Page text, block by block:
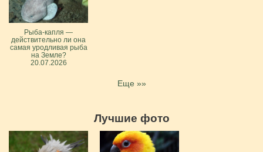
Рыба-капля —
действительно ли она
самая уродливая рыба
на Земле?
20.07.2026
Еще »»
Лучшие фото